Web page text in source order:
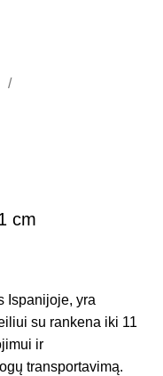
cm
Ispanijoje, yra
su rankena iki 11
ir
transportavimą.